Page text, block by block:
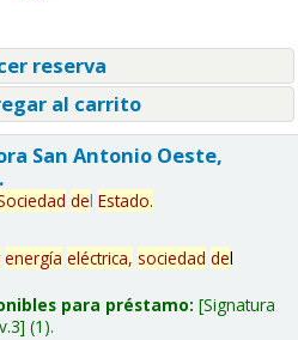
reserva
al carrito
San Antonio Oeste,
del Estado.
energía eléctrica, sociedad del
para préstamo: Signatura
(1).